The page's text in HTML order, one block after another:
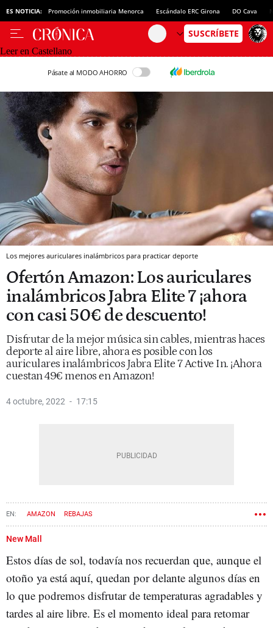
ES NOTICIA: Promoción inmobiliaria Menorca Escándalo ERC Girona DO Cava
Leer en Castellano
Pásate al MODO AHORRO
Los mejores auriculares inalámbricos para practicar deporte
Ofertón Amazon: Los auriculares
inalámbricos Jabra Elite 7 ¡ahora
con casi 50€ de descuento!
Disfrutar de la mejor música sin cables, mientras haces
deporte al aire libre, ahora es posible con los
auriculares inalámbricos Jabra Elite 7 Active In. ¡Ahora
cuestan 49€ menos en Amazon!
4 octubre, 2022 17:15
AMAZON REBAJAS
New Mall
Estos días de sol, todavía nos recuerdan que, aunque el
otoño ya está aquí, quedan por delante algunos días en
lo que podremos disfrutar de temperaturas agradables y
tardes al aire libre. Es el momento ideal para retomar